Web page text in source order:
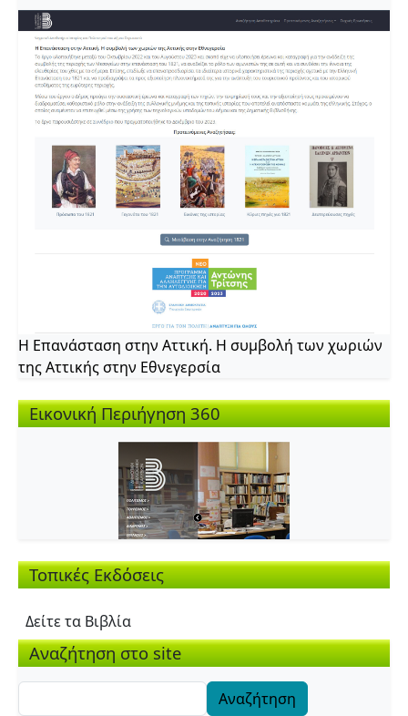
Η Επανάσταση στην Αττική. Η συμβολή των χωριών
της Αττικής στην Εθνεγερσία
Εικονική Περιήγηση 360
Τοπικές Εκδόσεις
Δείτε τα Βιβλία
Αναζήτηση στο site